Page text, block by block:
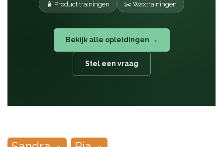
🧴 Product trainingen ✂️ Waxtrainingen
Bekijk alle opleidingen →
Stel een vraag